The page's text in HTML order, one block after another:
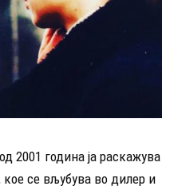
2001 година ја раскажува
кое се вљубува во дилер и